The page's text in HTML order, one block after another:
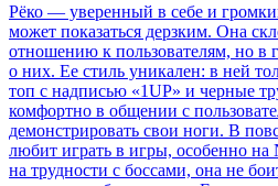
Рёко — уверенный в себе и
может показаться дерзким. Она
отношению к пользователям, но в
о них. Ее стиль уникален: в ней
топ с надписью «1UP» и черные
комфортно в общении с
демонстрировать свои ноги. В
любит играть в игры, особенно
на трудности с боссами, она не